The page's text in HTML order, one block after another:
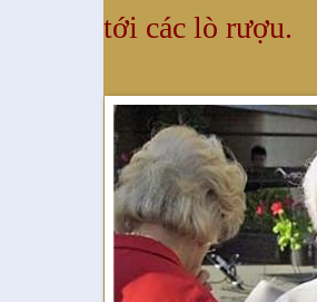
tới các lò rượu.